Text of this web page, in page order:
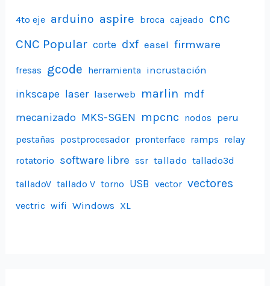
4to eje arduino aspire broca cajeado cnc
CNC Popular corte dxf easel firmware
fresas gcode herramienta incrustación
inkscape laser laserweb marlin mdf
mecanizado MKS-SGEN mpcnc nodos peru
pestañas postprocesador pronterface ramps relay
rotatorio software libre ssr tallado tallado3d
talladoV tallado V torno USB vector vectores
vectric wifi Windows XL